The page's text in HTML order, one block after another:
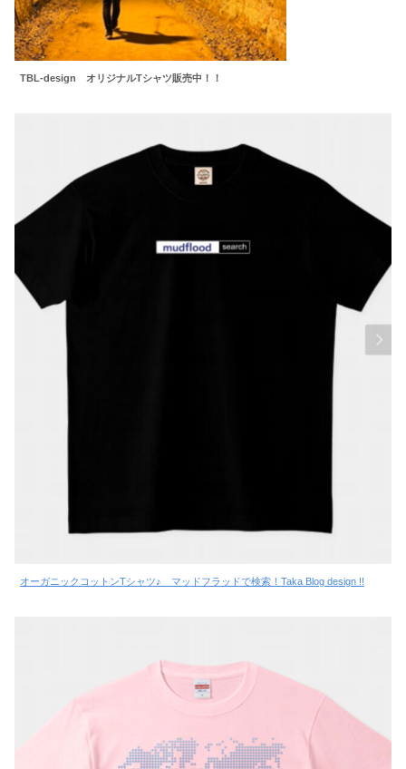
TBL-design オリジナルTシャツ販売中！！
オーガニックコットンTシャツ♪ マッドフラッドで検索！Taka Blog design !!